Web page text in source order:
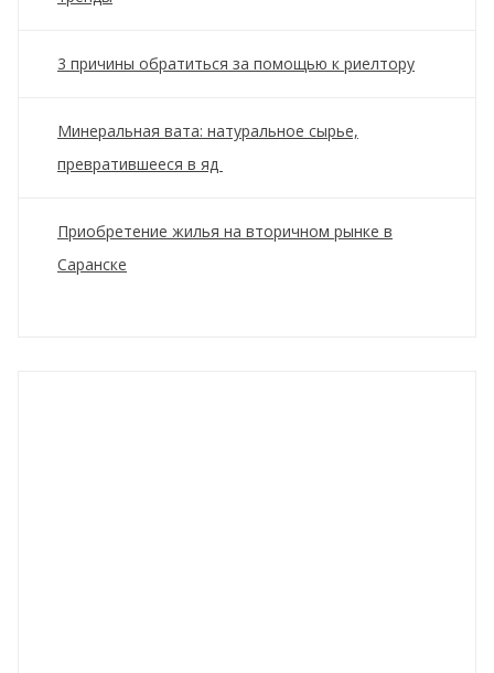
3 причины обратиться за помощью к риелтору
Минеральная вата: натуральное сырье,
превратившееся в яд
Приобретение жилья на вторичном рынке в
Саранске